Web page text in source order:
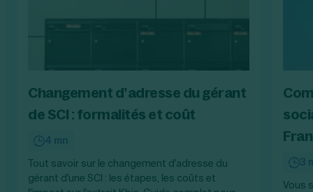
Changement d’adresse du gérant
de SCI : formalités et coût
4 mn
Tout savoir sur le changement d'adresse du
gérant d'une SCI : les étapes, les coûts et
3
Vous